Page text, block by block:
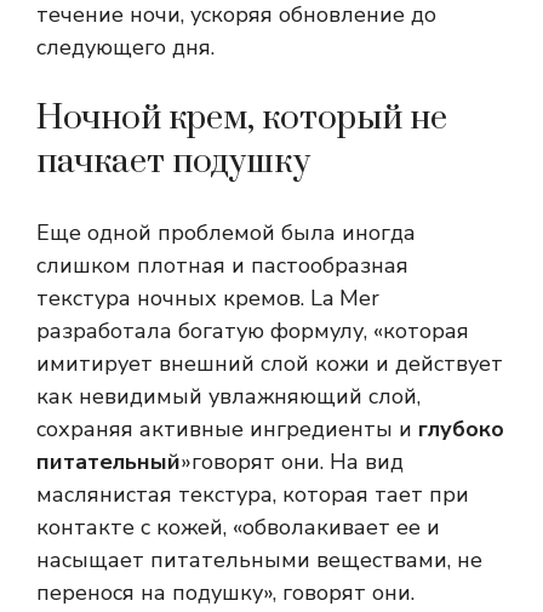
течение ночи, ускоряя обновление до
следующего дня.
Ночной крем, который не
пачкает подушку
Еще одной проблемой была иногда
слишком плотная и пастообразная
текстура ночных кремов. La Mer
разработала богатую формулу, «которая
имитирует внешний слой кожи и действует
как невидимый увлажняющий слой,
сохраняя активные ингредиенты и глубоко
питательный»говорят они. На вид
маслянистая текстура, которая тает при
контакте с кожей, «обволакивает ее и
насыщает питательными веществами, не
перенося на подушку», говорят они.